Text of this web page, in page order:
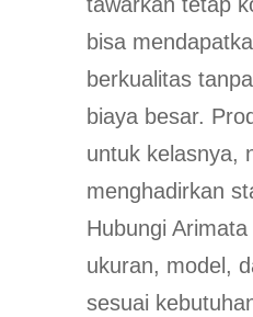
bisa
berkualitas
biaya besar.
untuk kelasnya,
menghadirkan
Hubungi
ukuran, model,
sesuai